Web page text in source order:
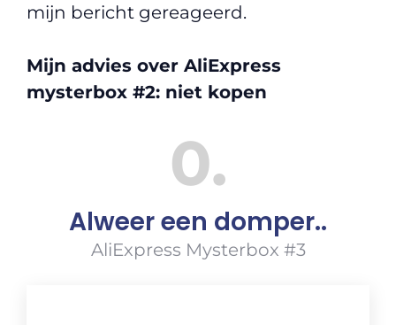
mijn bericht gereageerd.
Mijn advies over AliExpress
mysterbox #2: niet kopen
0
Alweer een domper..
AliExpress Mysterbox #3